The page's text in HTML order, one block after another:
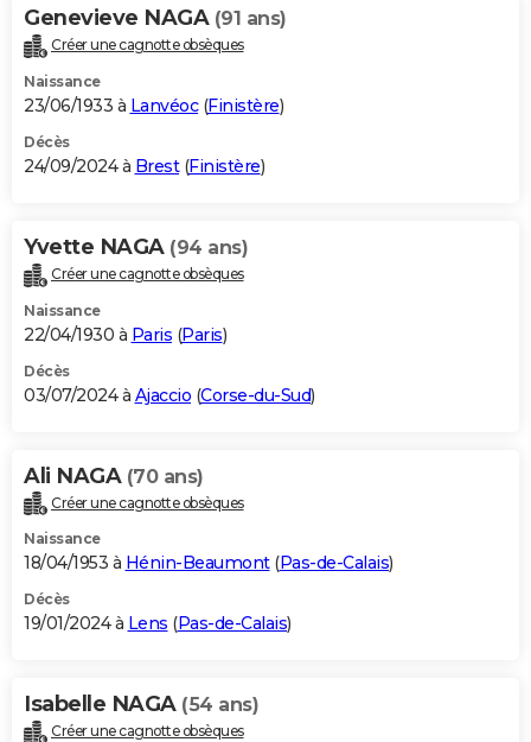
Bricolage
Lifestyle
Culture
Sport
Auto
Television
Voyage
Cinema
Genevieve NAGA (91 ans)
Créer une cagnotte obsèques
Naissance
23/06/1933 à Lanvéoc(Finistère)
Décès
24/09/2024 à Brest(Finistère)
Yvette NAGA (94 ans)
Créer une cagnotte obsèques
Naissance
22/04/1930 à Paris (Paris)
Décès
03/07/2024 à Ajaccio (Corse-du-Sud)
Ali NAGA (70 ans)
Créer une cagnotte obsèques
Naissance
18/04/1953 à Hénin-Beaumont(Pas-de-Calais)
Décès
19/01/2024 à Lens (Pas-de-Calais)
Isabelle NAGA (54 ans)
Créer une cagnotte obsèques